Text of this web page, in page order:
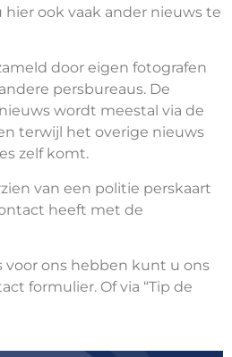
hier ook vaak ander nieuws te
door eigen fotografen
persbureaus. De
wordt meestal via de
terwijl het overige nieuws
zelf komt.
van een politie perskaart
heeft met de
voor ons hebben kunt u ons
formulier. Of via “Tip de